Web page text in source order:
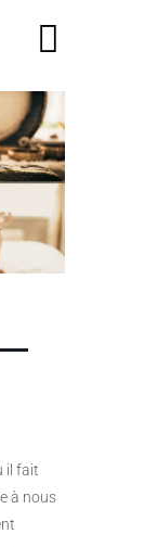
il fait
à nous